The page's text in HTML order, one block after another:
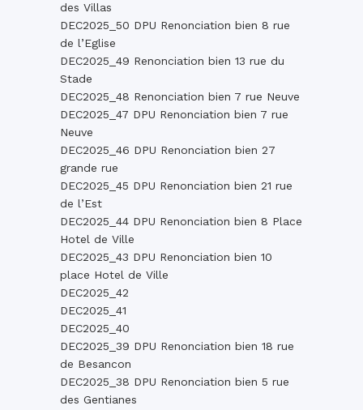
des Villas
DEC2025_50 DPU Renonciation bien 8 rue
de l’Eglise
DEC2025_49 Renonciation bien 13 rue du
Stade
DEC2025_48 Renonciation bien 7 rue Neuve
DEC2025_47 DPU Renonciation bien 7 rue
Neuve
DEC2025_46 DPU Renonciation bien 27
grande rue
DEC2025_45 DPU Renonciation bien 21 rue
de l’Est
DEC2025_44 DPU Renonciation bien 8 Place
Hotel de Ville
DEC2025_43 DPU Renonciation bien 10
place Hotel de Ville
DEC2025_42
DEC2025_41
DEC2025_40
DEC2025_39 DPU Renonciation bien 18 rue
de Besancon
DEC2025_38 DPU Renonciation bien 5 rue
des Gentianes